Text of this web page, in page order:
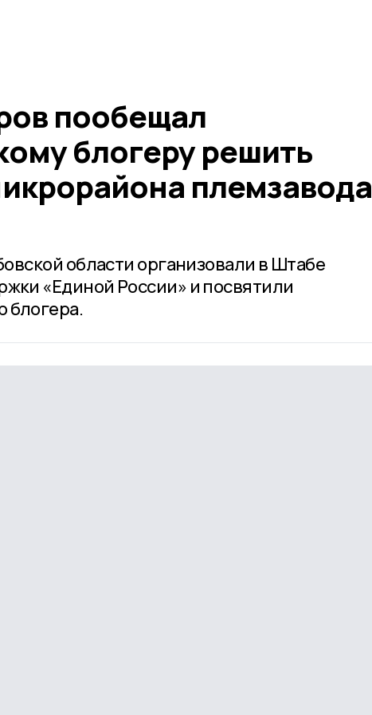
пообещал
блогеру решить
племзавода
области организовали в Штабе
«Единой России» и посвятили